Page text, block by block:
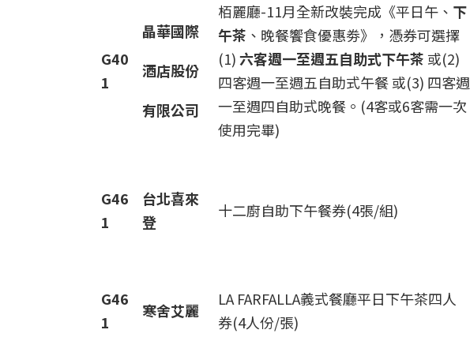
G40
1
晶華國際
酒店股份
有限公司
栢麗廳-11月全新改裝完成《平日午、 下
午茶 、晚餐饗食優惠劵》，憑券可選擇
(1)六客週一至週五自助式下午茶 或(2)
四客週一至週五自助式午餐 或(3) 四客週
一至週四自助式晚餐。(4客或6客需一次
使用完畢)
G46
1
台北喜來
登
十二廚自助下午餐券(4張/組)
G46
1
寒舍艾麗
LA FARFALLA義式餐廳平日下午茶四人
券(4人份/張)